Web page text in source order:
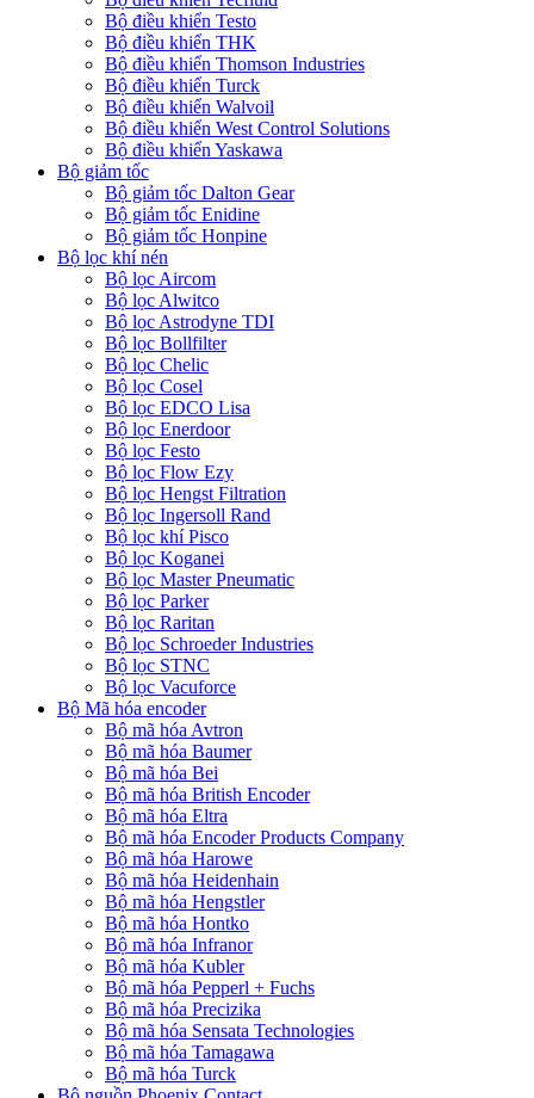
Bộ điều khiển Testo
Bộ điều khiển THK
Bộ điều khiển Thomson Industries
Bộ điều khiển Turck
Bộ điều khiển Walvoil
Bộ điều khiển West Control Solutions
Bộ điều khiển Yaskawa
Bộ giảm tốc
Bộ giảm tốc Dalton Gear
Bộ giảm tốc Enidine
Bộ giảm tốc Honpine
Bộ lọc khí nén
Bộ lọc Aircom
Bộ lọc Alwitco
Bộ lọc Astrodyne TDI
Bộ lọc Bollfilter
Bộ lọc Chelic
Bộ lọc Cosel
Bộ lọc EDCO Lisa
Bộ lọc Enerdoor
Bộ lọc Festo
Bộ lọc Flow Ezy
Bộ lọc Hengst Filtration
Bộ lọc Ingersoll Rand
Bộ lọc khí Pisco
Bộ lọc Koganei
Bộ lọc Master Pneumatic
Bộ lọc Parker
Bộ lọc Raritan
Bộ lọc Schroeder Industries
Bộ lọc STNC
Bộ lọc Vacuforce
Bộ Mã hóa encoder
Bộ mã hóa Avtron
Bộ mã hóa Baumer
Bộ mã hóa Bei
Bộ mã hóa British Encoder
Bộ mã hóa Eltra
Bộ mã hóa Encoder Products Company
Bộ mã hóa Harowe
Bộ mã hóa Heidenhain
Bộ mã hóa Hengstler
Bộ mã hóa Hontko
Bộ mã hóa Infranor
Bộ mã hóa Kubler
Bộ mã hóa Pepperl + Fuchs
Bộ mã hóa Precizika
Bộ mã hóa Sensata Technologies
Bộ mã hóa Tamagawa
Bộ mã hóa Turck